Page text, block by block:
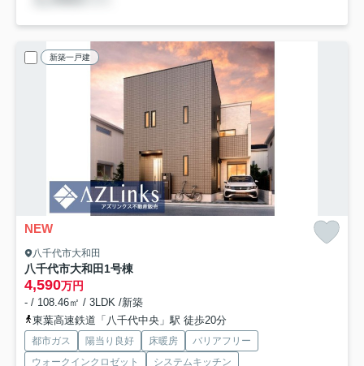
新築一戸建
NEW
八千代市大和田
八千代市大和田1号棟
4,590万円
- / 108.46㎡ / 3LDK /新築
東葉高速鉄道「八千代中央」駅 徒歩20分
都市ガス 陽当り良好 床暖房
バリアフリー
ウォークインクロゼット
システムキッチン